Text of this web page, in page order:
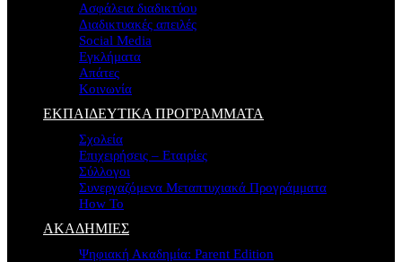
Ασφάλεια διαδικτύου
Διαδικτυακές απειλές
Social Media
Εγκλήματα
Απάτες
Κοινωνία
ΕΚΠΑΙΔΕΥΤΙΚΑ ΠΡΟΓΡΑΜΜΑΤΑ
Σχολεία
Επιχειρήσεις – Εταιρίες
Σύλλογοι
Συνεργαζόμενα Μεταπτυχιακά Προγράμματα
How To
ΑΚΑΔΗΜΙΕΣ
Ψηφιακή Ακαδημία: Parent Edition